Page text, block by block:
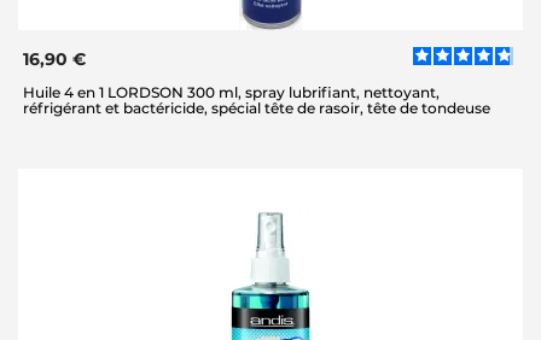
16,90 €
Huile 4 en 1 LORDSON 300 ml, spray lubrifiant, nettoyant,
réfrigérant et bactéricide, spécial tête de rasoir, tête de tondeuse